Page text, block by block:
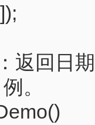
返回日期
。